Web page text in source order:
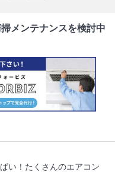
メンテナンスを検討中
い！たくさんのエアコン